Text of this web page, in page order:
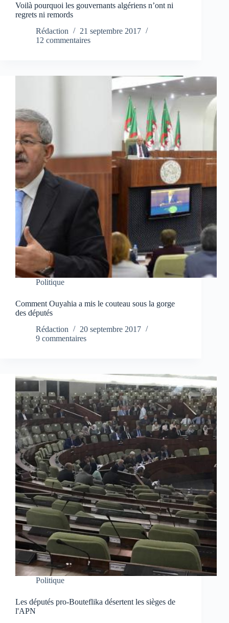
Voilà pourquoi les gouvernants algériens n’ont ni
regrets ni remords
Rédaction
21 septembre 2017
12 commentaires
Politique
Comment Ouyahia a mis le couteau sous la gorge
des députés
Rédaction
20 septembre 2017
9 commentaires
Politique
Les députés pro-Bouteflika désertent les sièges de
l'APN